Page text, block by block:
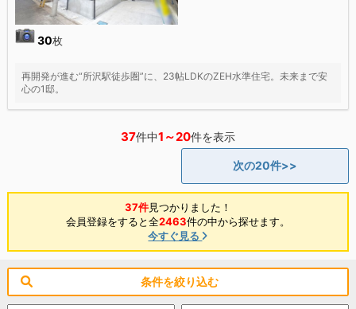
30枚
再開発が進む“所沢駅徒歩圏”に、23帖LDKのZEH水準住宅。未来まで安
心の1邸。
37件中1～20件を表示
次の20件>>
37件見つかりました！
会員登録をすると全2463件の中から探せます。
今すぐ見る
条件を絞り込む